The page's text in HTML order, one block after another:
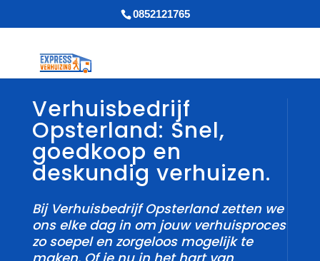
0852121765
Verhuisbedrijf
Opsterland: Snel,
goedkoop en
deskundig verhuizen.
Bij Verhuisbedrijf Opsterland zetten we
ons elke dag in om jouw verhuisproces
zo soepel en zorgeloos mogelijk te